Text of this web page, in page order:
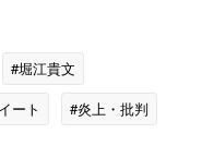
#堀江貴文
ート #炎上・批判